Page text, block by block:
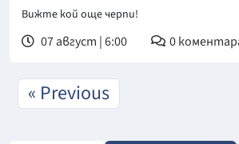
Вижте кой още черпи!
07 август | 6:00 0
« Previous